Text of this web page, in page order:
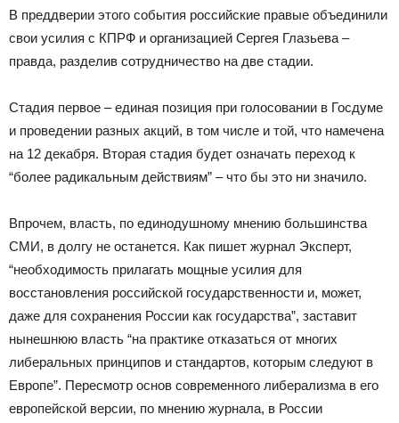
В преддверии этого события российские правые объединили
свои усилия с КПРФ и организацией Сергея Глазьева –
правда, разделив сотрудничество на две стадии.
Стадия первое – единая позиция при голосовании в Госдуме
и проведении разных акций, в том числе и той, что намечена
на 12 декабря. Вторая стадия будет означать переход к
“более радикальным действиям” – что бы это ни значило.
Впрочем, власть, по единодушному мнению большинства
СМИ, в долгу не останется. Как пишет журнал Эксперт,
“необходимость прилагать мощные усилия для
восстановления российской государственности и, может,
даже для сохранения России как государства”, заставит
нынешнюю власть “на практике отказаться от многих
либеральных принципов и стандартов, которым следуют в
Европе”. Пересмотр основ современного либерализма в его
европейской версии, по мнению журнала, в России